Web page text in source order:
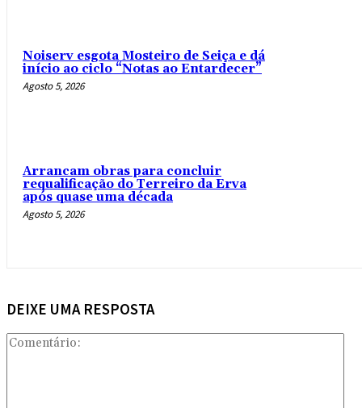
Noiserv esgota Mosteiro de Seiça e dá
início ao ciclo “Notas ao Entardecer”
Agosto 5, 2026
Arrancam obras para concluir
requalificação do Terreiro da Erva
após quase uma década
Agosto 5, 2026
DEIXE UMA RESPOSTA